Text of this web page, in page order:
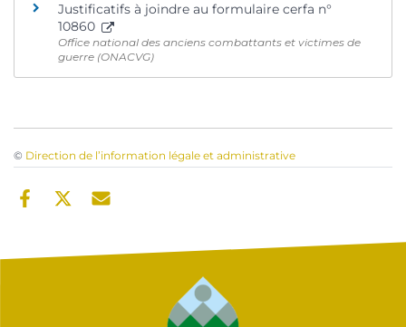
Justificatifs à joindre au formulaire cerfa n°
10860
Office national des anciens combattants et victimes de
guerre (ONACVG)
© Direction de l’information légale et administrative